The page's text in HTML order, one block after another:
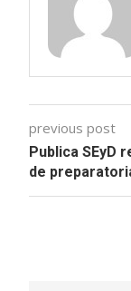
previous post
Publica SEyD
de